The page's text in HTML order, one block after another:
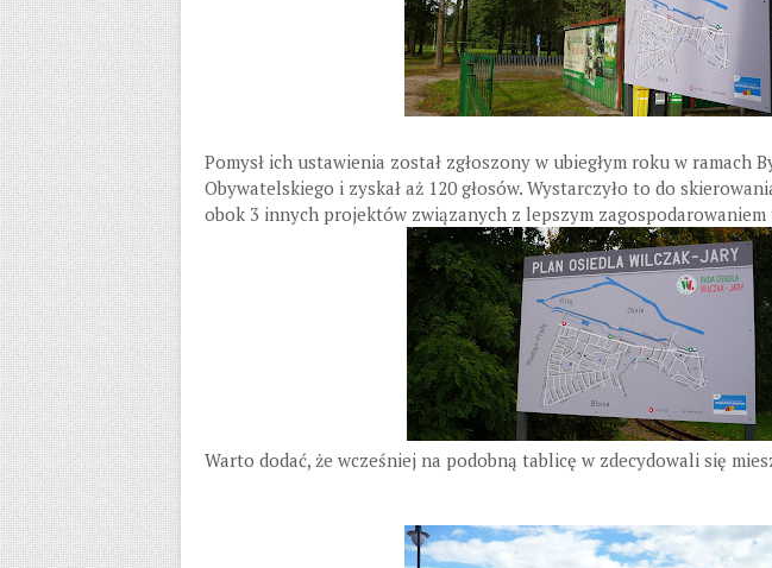
Pomysł ich ustawienia został zgłoszony w ubiegłym roku w ramach
Obywatelskiego i zyskał aż 120 głosów. Wystarczyło to do
obok 3 innych projektów związanych z lepszym
Warto dodać, że wcześniej na podobną tablicę w zdecydowali się